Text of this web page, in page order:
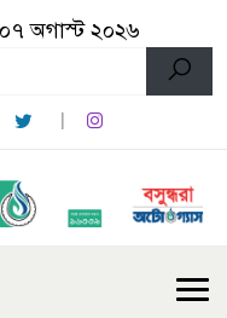
০৭ অগাস্ট ২০২৬